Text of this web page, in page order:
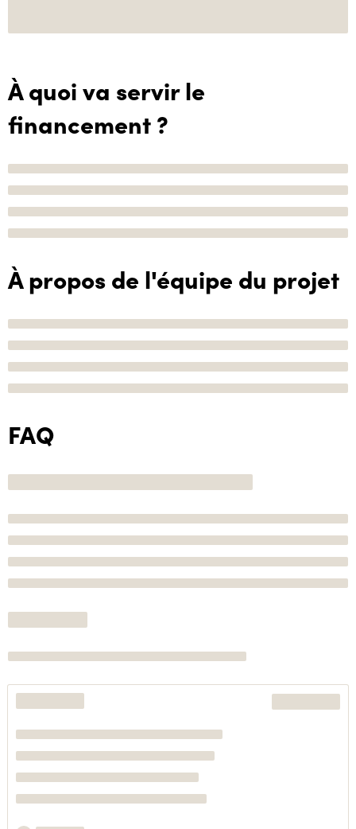
À quoi va servir le
financement ?
À propos de l'équipe du projet
FAQ